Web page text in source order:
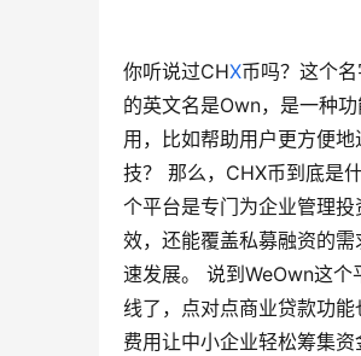
你听说过CHX币吗？这个
的英文名是Own，是一种
用，比如帮助用户更方便
技？ 那么，CHX币到底是
个平台是专门为企业管理
效，还能覆盖私募融资的
速发展。 说到WeOwn这
线了，点对点商业贷款功
费用让中小企业轻松筹集